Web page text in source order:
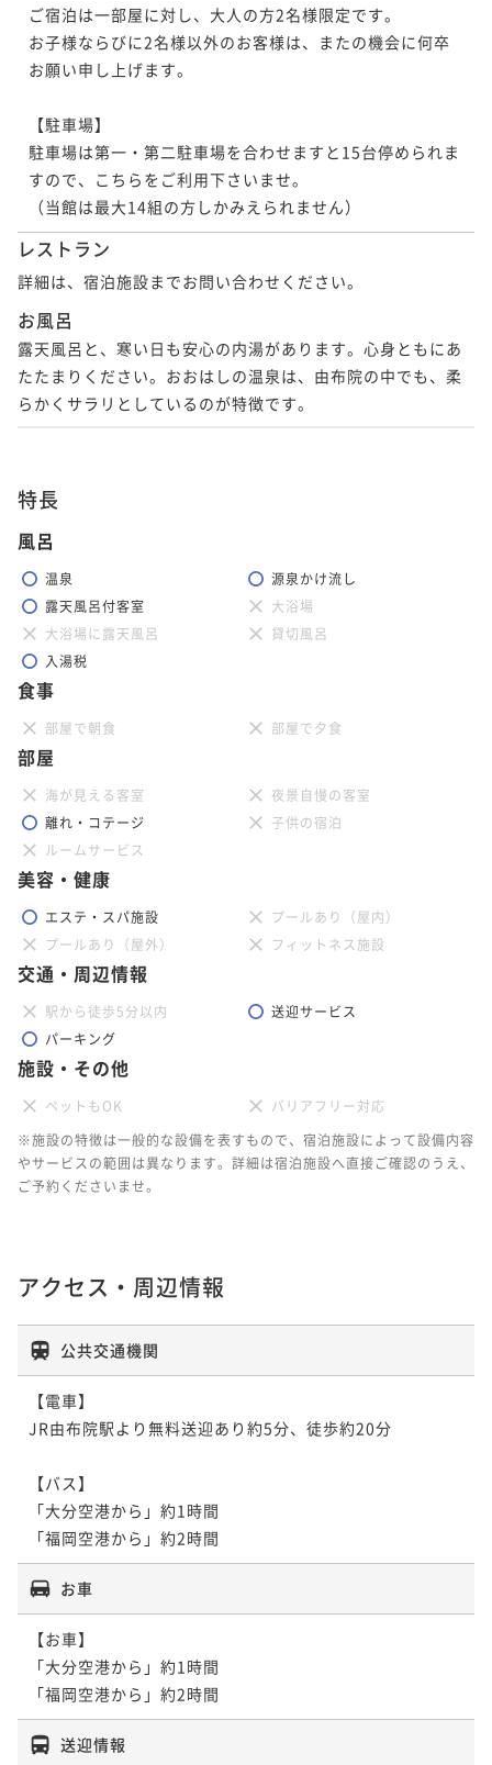
ご宿泊は一部屋に対し、大人の方2名様限定です。
お子様ならびに2名様以外のお客様は、またの機会に何卒
お願い申し上げます。
【駐車場】
駐車場は第一・第二駐車場を合わせますと15台停められま
すので、こちらをご利用下さいませ。
（当館は最大14組の方しかみえられません）
レストラン
詳細は、宿泊施設までお問い合わせください。
お風呂
露天風呂と、寒い日も安心の内湯があります。心身ともにあ
たたまりください。おおはしの温泉は、由布院の中でも、柔
らかくサラリとしているのが特徴です。
特長
風呂
温泉
源泉かけ流し
露天風呂付客室
大浴場
大浴場に露天風呂
貸切風呂
入湯税
食事
部屋で朝食 部屋で夕食
部屋
海が見える客室
夜景自慢の客室
離れ・コテージ
子供の宿泊
ルームサービス
美容・健康
エステ・スパ施設
プールあり（屋内）
プールあり（屋外）
フィットネス施設
交通・周辺情報
駅から徒歩5分以内
送迎サービス
パーキング
施設・その他
ペットもOK
バリアフリー対応
※施設の特徴は一般的な設備を表すもので、宿泊施設によって設備内容
やサービスの範囲は異なります。詳細は宿泊施設へ直接ご確認のうえ、
ご予約くださいませ。
アクセス・周辺情報
公共交通機関
【電車】
JR由布院駅より無料送迎あり約5分、徒歩約20分
【バス】
「大分空港から」約1時間
「福岡空港から」約2時間
お車
【お車】
「大分空港から」約1時間
「福岡空港から」約2時間
送迎情報